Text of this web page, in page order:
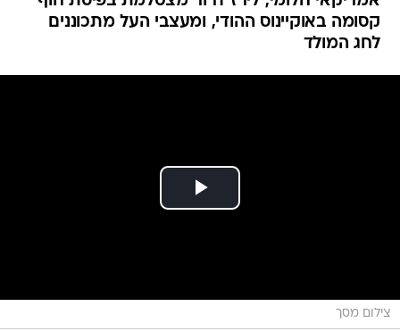
קסומה באוקיינוס ההודי, ומעצבי העל מתכוננים
לחג המולד
צילום מסך